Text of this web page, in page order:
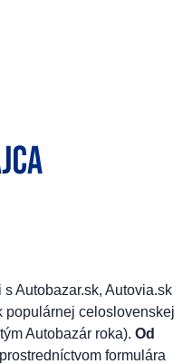
Autobazar.sk, Autovia.sk
populárnej celoslovenskej
Autobazár roka). Od
formulára